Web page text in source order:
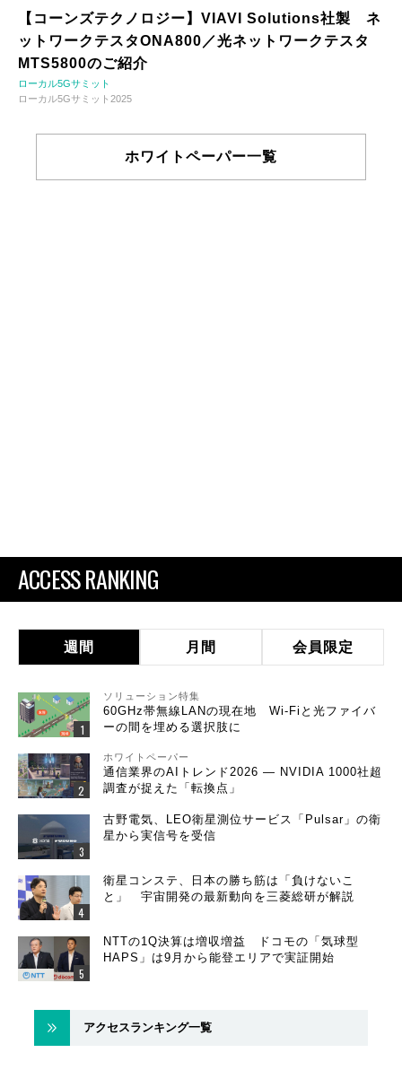
【コーンズテクノロジー】VIAVI Solutions社製 ネ
ットワークテスタONA800／光ネットワークテスタ
MTS5800のご紹介
ローカル5Gサミット
ローカル5Gサミット2025
ホワイトペーパー一覧
ACCESS RANKING
週間 月間 会員限定
ソリューション特集
60GHz帯無線LANの現在地 Wi-Fiと光ファイバ
ーの間を埋める選択肢に
ホワイトペーパー
通信業界のAIトレンド2026 ― NVIDIA 1000社超
調査が捉えた「転換点」
古野電気、LEO衛星測位サービス「Pulsar」の衛
星から実信号を受信
衛星コンステ、日本の勝ち筋は「負けないこ
と」 宇宙開発の最新動向を三菱総研が解説
NTTの1Q決算は増収増益 ドコモの「気球型
HAPS」は9月から能登エリアで実証開始
アクセスランキング一覧